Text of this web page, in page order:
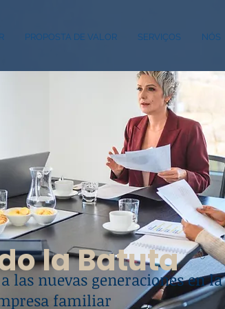
PROPOSTA DE VALOR SERVIÇOS NÓS
la Batuta
las nuevas generaciones en la
familiar